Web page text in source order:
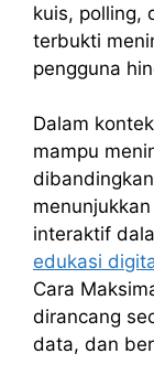
kuis, polling,
terbukti
pengguna
Dalam
mampu
interaktif
edukasi
Cara
dirancang
data, dan